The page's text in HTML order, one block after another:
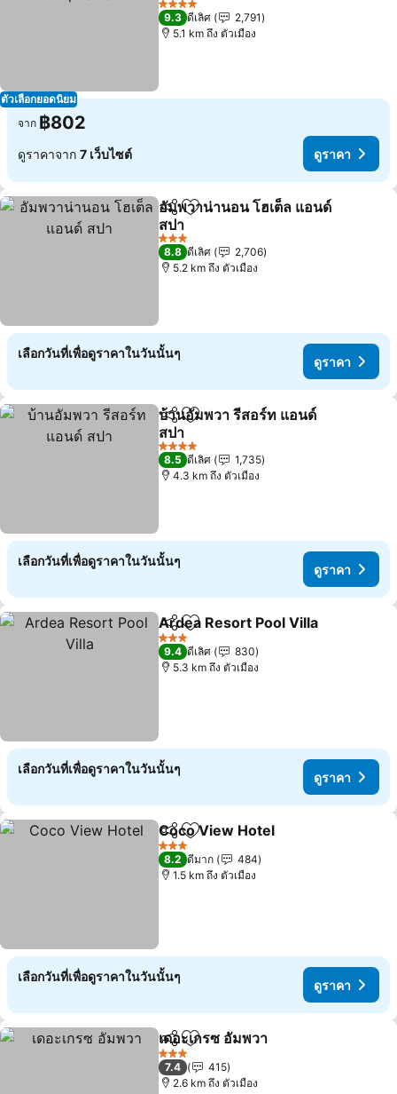
ตัวเลือกยอดนิยม
4 ดาว
9.3 ดีเลิศ
2,791
5.1 km ถึง ตัวเมือง
จาก ฿802
ดูราคาจาก 7 เว็บไซต์ ดูราคา
แชร์ เพิ่มในรายการโปรด
อัมพวาน่านอน โฮเต็ล แอนด์
สปา
3 ดาว
8.8 ดีเลิศ
2,706
5.2 km ถึง ตัวเมือง
เลือกวันที่เพื่อดูราคาในวันนั้นๆ
ดูราคา
แชร์ เพิ่มในรายการโปรด
บ้านอัมพวา รีสอร์ท แอนด์
สปา
4 ดาว
8.5 ดีเลิศ
1,735
4.3 km ถึง ตัวเมือง
เลือกวันที่เพื่อดูราคาในวันนั้นๆ
ดูราคา
แชร์ เพิ่มในรายการโปรด
Ardea Resort Pool Villa
3 ดาว
9.4 ดีเลิศ
830
5.3 km ถึง ตัวเมือง
เลือกวันที่เพื่อดูราคาในวันนั้นๆ
ดูราคา
แชร์ เพิ่มในรายการโปรด
Coco View Hotel
3 ดาว
8.2 ดีมาก
484
1.5 km ถึง ตัวเมือง
เลือกวันที่เพื่อดูราคาในวันนั้นๆ
ดูราคา
แชร์ เพิ่มในรายการโปรด
เดอะเกรซ อัมพวา
3 ดาว
7.4
415
2.6 km ถึง ตัวเมือง